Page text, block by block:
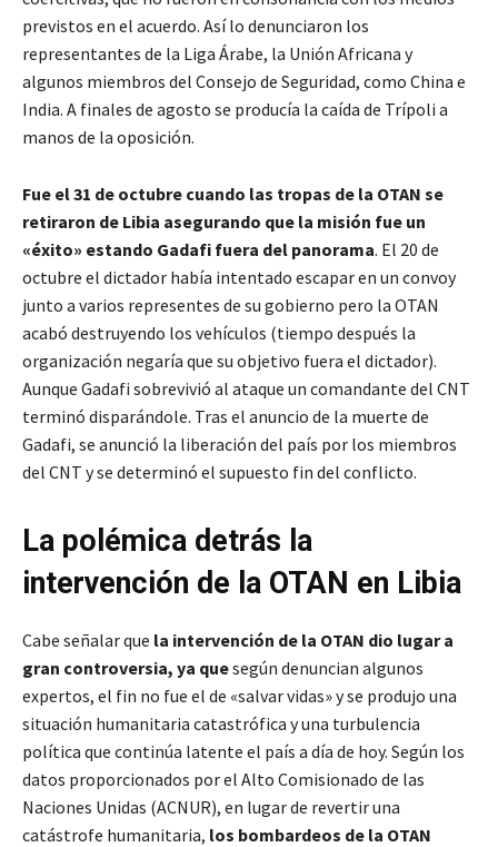
previstos en el acuerdo. Así lo denunciaron los
representantes de la Liga Árabe, la Unión Africana y
algunos miembros del Consejo de Seguridad, como China e
India. A finales de agosto se producía la caída de Trípoli a
manos de la oposición.
Fue el 31 de octubre cuando las tropas de la OTAN se
retiraron de Libia asegurando que la misión fue un
«éxito» estando Gadafi fuera del panorama. El 20 de
octubre el dictador había intentado escapar en un convoy
junto a varios representes de su gobierno pero la OTAN
acabó destruyendo los vehículos (tiempo después la
organización negaría que su objetivo fuera el dictador).
Aunque Gadafi sobrevivió al ataque un comandante del CNT
terminó disparándole. Tras el anuncio de la muerte de
Gadafi, se anunció la liberación del país por los miembros
del CNT y se determinó el supuesto fin del conflicto.
La polémica detrás la
intervención de la OTAN en Libia
Cabe señalar que la intervención de la OTAN dio lugar a
gran controversia, ya quesegún denuncian algunos
expertos, el fin no fue el de «salvar vidas» y se produjo una
situación humanitaria catastrófica y una turbulencia
política que continúa latente el país a día de hoy. Según los
datos proporcionados por el Alto Comisionado de las
Naciones Unidas (ACNUR), en lugar de revertir una
catástrofe humanitaria, los bombardeos de la OTAN